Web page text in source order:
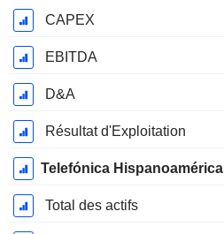
CAPEX
EBITDA
D&A
Résultat d'Exploitation
Telefónica Hispanoamérica
Total des actifs